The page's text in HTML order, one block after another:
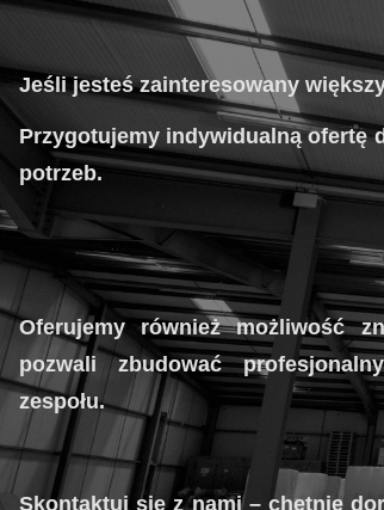
Jeśli jesteś zainteresowany
Przygotujemy indywidualną ofertę
potrzeb.
Oferujemy również możliwość
pozwali zbudować
zespołu.
Skontaktuj się z nami – chętnie